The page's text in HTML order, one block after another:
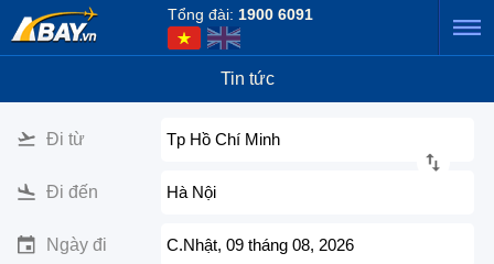
Tổng đài: 1900 6091
Tin tức
Đi từ Tp Hồ Chí Minh
Đi đến Hà Nội
Ngày đi C.Nhật, 09 tháng 08, 2026